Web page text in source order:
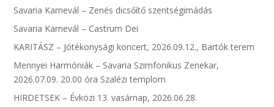
Savaria Karnevál – Zenés dicsőítő szentségimádás
Savaria Karnevál – Castrum Dei
KARITÁSZ – Jótékonysági koncert, 2026.09.12., Bartók terem
Mennyei Harmóniák – Savaria Szimfonikus Zenekar,
2026.07.09. 20.00 óra Szalézi templom
HIRDETSEK – Évközi 13. vasárnap, 2026.06.28.